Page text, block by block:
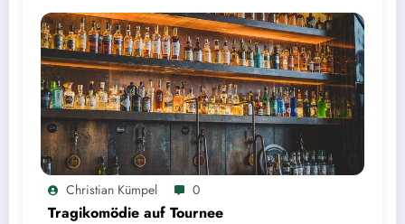
Christian Kümpel 0
Tragikomödie auf Tournee